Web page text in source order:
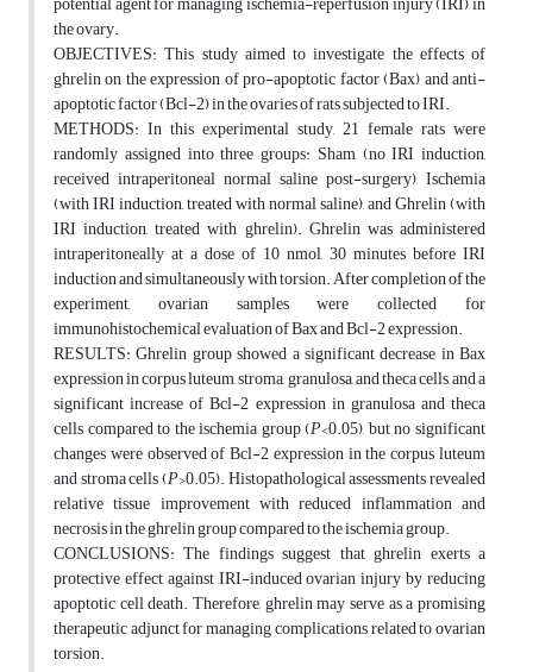
the ovary.
OBJECTIVES: This study aimed to investigate the effects of
ghrelin on the expression of pro-apoptotic factor (Bax) and anti-
apoptotic factor (Bcl-2) in the ovaries of rats subjected to IRI.
METHODS: In this experimental study, 21 female rats were
randomly assigned into three groups: Sham (no IRI induction,
received intraperitoneal normal saline post-surgery), Ischemia
(with IRI induction, treated with normal saline), and Ghrelin (with
IRI induction, treated with ghrelin). Ghrelin was administered
intraperitoneally at a dose of 10 nmol, 30 minutes before IRI
induction and simultaneously with torsion. After completion of the
experiment, ovarian samples were collected for
immunohistochemical evaluation of Bax and Bcl-2 expression.
RESULTS: Ghrelin group showed a significant decrease in Bax
expression in corpus luteum, stroma, granulosa, and theca cells, and a
significant increase of Bcl-2 expression in granulosa and theca
cells compared to the ischemia group (P<0.05), but no significant
changes were observed of Bcl-2 expression in the corpus luteum
and stroma cells (P>0.05). Histopathological assessments revealed
relative tissue improvement with reduced inflammation and
necrosis in the ghrelin group compared to the ischemia group.
CONCLUSIONS: The findings suggest that ghrelin exerts a
protective effect against IRI-induced ovarian injury by reducing
apoptotic cell death. Therefore, ghrelin may serve as a promising
therapeutic adjunct for managing complications related to ovarian
torsion.